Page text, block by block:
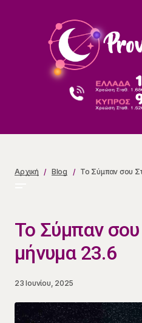
Αρχική Blog Το Σύμπαν σου
Το Σύμπαν σου
μήνυμα 23.6
23 Ιουνίου, 2025